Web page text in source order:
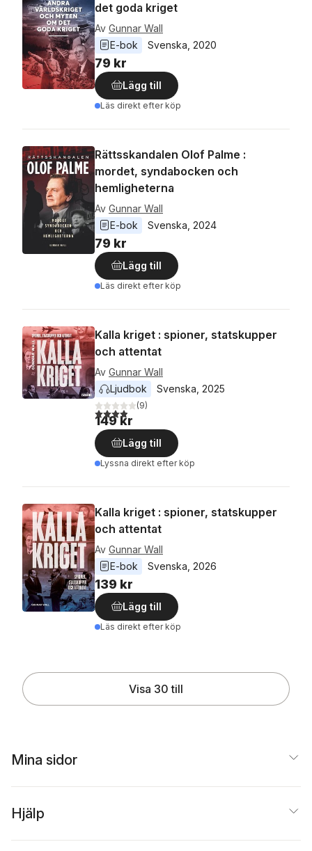
det goda kriget
Av Gunnar Wall
E-bok
Svenska 2020
79 kr
Lägg till
Läs direkt efter köp
Rättsskandalen Olof Palme :
mordet, syndabocken och
hemligheterna
Av Gunnar Wall
E-bok
Svenska 2024
79 kr
Lägg till
Läs direkt efter köp
Kalla kriget : spioner, statskupper
och attentat
Av Gunnar Wall
Ljudbok
Svenska 2025
3,9utav 5 stjärnor. Totalt antal röster:
(9)
149 kr
Lägg till
Lyssna direkt efter köp
Kalla kriget : spioner, statskupper
och attentat
Av Gunnar Wall
E-bok
Svenska 2026
139 kr
Lägg till
Läs direkt efter köp
Visa 30 till
Mina sidor
Hjälp